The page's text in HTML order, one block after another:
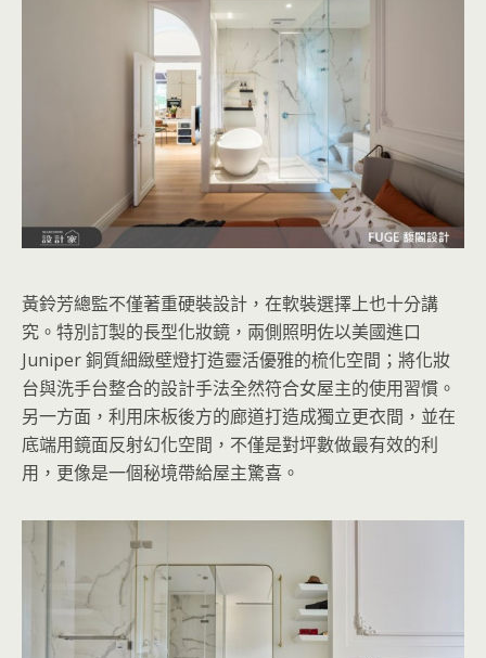
黃鈴芳總監不僅著重硬裝設計，在軟裝選擇上也十分講
究。特別訂製的長型化妝鏡，兩側照明佐以美國進口
Juniper 銅質細緻壁燈打造靈活優雅的梳化空間；將化妝
台與洗手台整合的設計手法全然符合女屋主的使用習慣。
另一方面，利用床板後方的廊道打造成獨立更衣間，並在
底端用鏡面反射幻化空間，不僅是對坪數做最有效的利
用，更像是一個秘境帶給屋主驚喜。